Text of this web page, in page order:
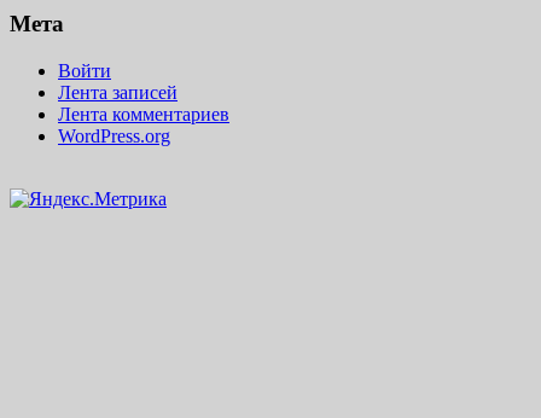
Мета
Войти
Лента записей
Лента комментариев
WordPress.org